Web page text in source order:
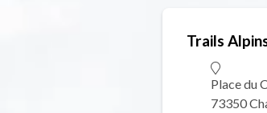
Trails
Place du
73350